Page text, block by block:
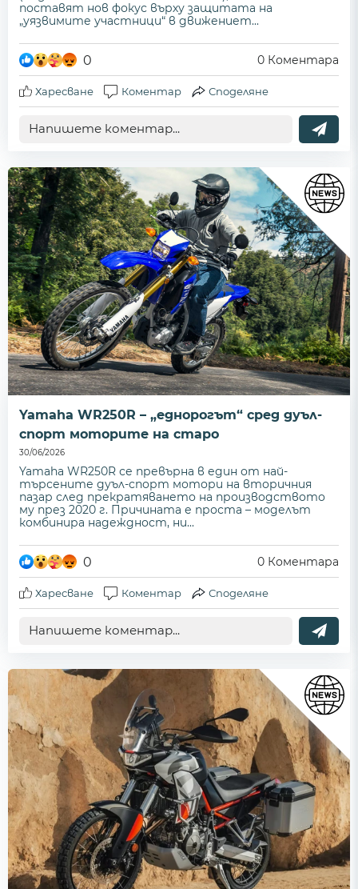
поставят нов фокус върху защитата на
„уязвимите участници“ в движениет...
0 0 Коментара
Харесване Коментар Споделяне
Yamaha WR250R – „еднорогът“ сред дуъл-
спорт моторите на старо
30/06/2026
Yamaha WR250R се превърна в един от най-
търсените дуъл-спорт мотори на вторичния
пазар след прекратяването на производството
му през 2020 г. Причината е проста – моделът
комбинира надеждност, ни...
0 0 Коментара
Харесване Коментар Споделяне